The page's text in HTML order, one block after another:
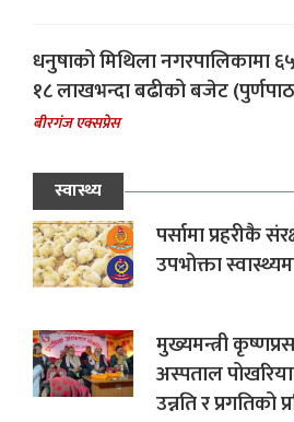
धनुषाको मिथिला नगरपालिकामा
१८ लाखभन्दा बढीको बजेट
बीरगंज एक्सप्रेस
स्वास्थ्य
पर्सामा प्रहरीकै
उपभोक्ता
मुख्यमन्त्री
अस्पताल
उन्नति र प्रगतिको